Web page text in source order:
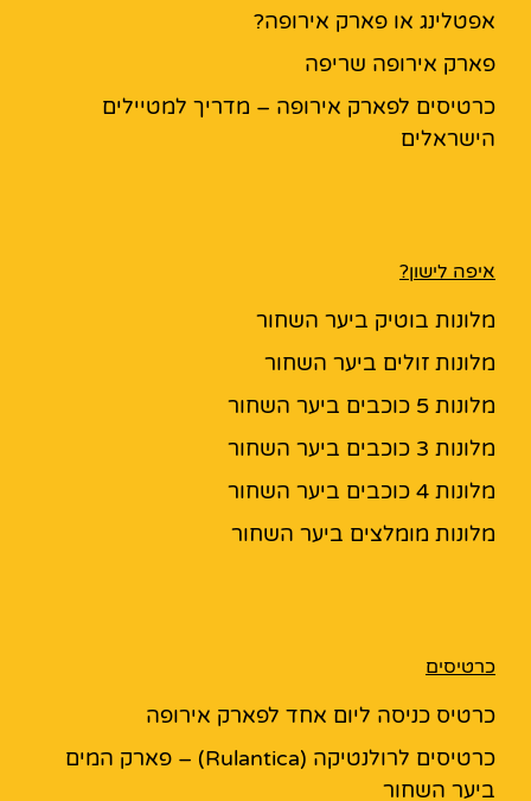
אפטלינג או פארק אירופה?
פארק אירופה שריפה
כרטיסים לפארק אירופה – מדריך למטיילים
הישראלים
איפה לישון?
מלונות בוטיק ביער השחור
מלונות זולים ביער השחור
מלונות 5 כוכבים ביער השחור
מלונות 3 כוכבים ביער השחור
מלונות 4 כוכבים ביער השחור
מלונות מומלצים ביער השחור
כרטיסים
כרטיס כניסה ליום אחד לפארק אירופה
כרטיסים לרולנטיקה (Rulantica) – פארק המים
ביער השחור